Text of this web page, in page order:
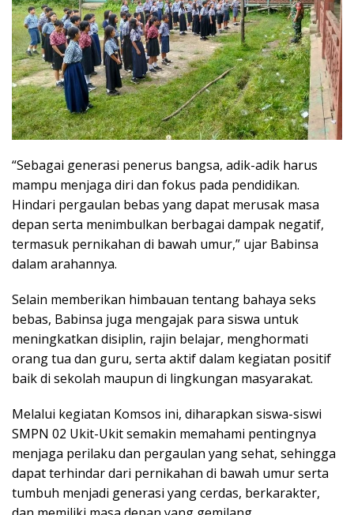
“Sebagai generasi penerus bangsa, adik-adik harus
mampu menjaga diri dan fokus pada pendidikan.
Hindari pergaulan bebas yang dapat merusak masa
depan serta menimbulkan berbagai dampak negatif,
termasuk pernikahan di bawah umur,” ujar Babinsa
dalam arahannya.
Selain memberikan himbauan tentang bahaya seks
bebas, Babinsa juga mengajak para siswa untuk
meningkatkan disiplin, rajin belajar, menghormati
orang tua dan guru, serta aktif dalam kegiatan positif
baik di sekolah maupun di lingkungan masyarakat.
Melalui kegiatan Komsos ini, diharapkan siswa-siswi
SMPN 02 Ukit-Ukit semakin memahami pentingnya
menjaga perilaku dan pergaulan yang sehat, sehingga
dapat terhindar dari pernikahan di bawah umur serta
tumbuh menjadi generasi yang cerdas, berkarakter,